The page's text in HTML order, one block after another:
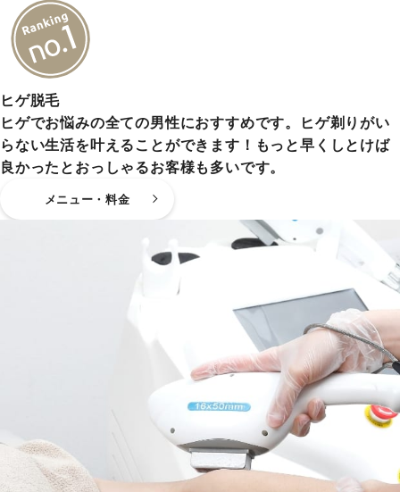
ヒゲ脱毛
ヒゲでお悩みの全ての男性におすすめです。ヒゲ剃りがい
らない生活を叶えることができます！もっと早くしとけば
良かったとおっしゃるお客様も多いです。
メニュー・料金